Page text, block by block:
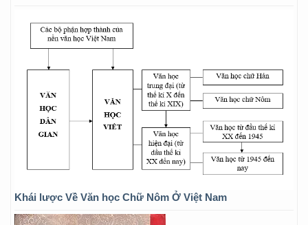
Khái lược Về Văn học Chữ Nôm Ở Việt Nam